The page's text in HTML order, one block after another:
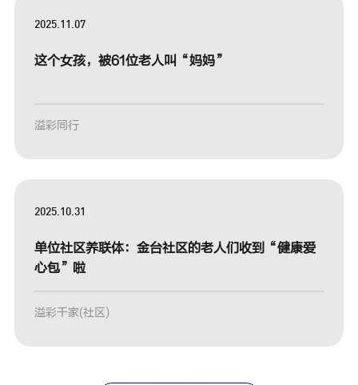
2025.11.07
这个女孩，被61位老人叫“妈妈”
溢彩同行
2025.10.31
单位社区养联体：金台社区的老人们收到“健康爱
心包”啦
溢彩千家(社区)